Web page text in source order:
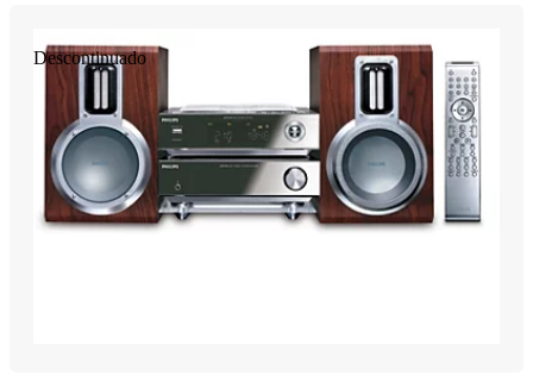
Descontinuado